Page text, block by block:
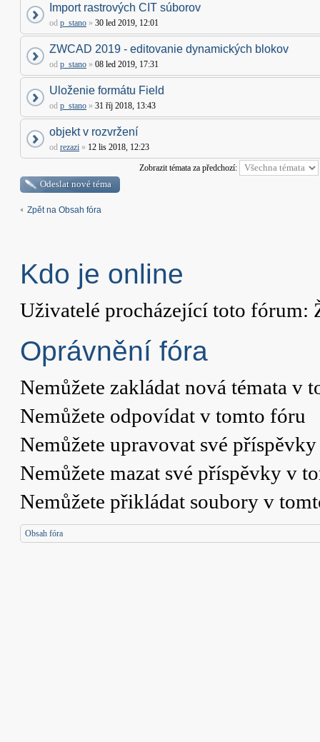
Import rastrových CIT súborov
od p_stano » 30 led 2019, 12:01
ZWCAD 2019 - editovanie dynamických blokov
od p_stano » 08 led 2019, 17:31
Uloženie formátu Field
od p_stano » 31 říj 2018, 13:43
objekt v rozvržení
od rezazi » 12 lis 2018, 12:23
Zobrazit témata za předchozí:
Odeslat nové téma
Zpět na Obsah fóra
Kdo je online
Uživatelé procházející toto fórum:
Oprávnění fóra
Nemůžete zakládat nová témata v
Nemůžete odpovídat v tomto fóru
Nemůžete upravovat své
Nemůžete mazat své příspěvky v
Nemůžete přikládat soubory v
Obsah fóra